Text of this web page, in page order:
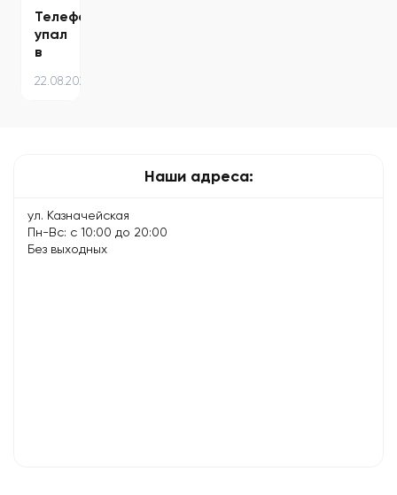
Телефон
упал
в
–
22.08.2024
Наши адреса:
ул. Казначейская
Пн-Вс: с 10:00 до 20:00
Без выходных